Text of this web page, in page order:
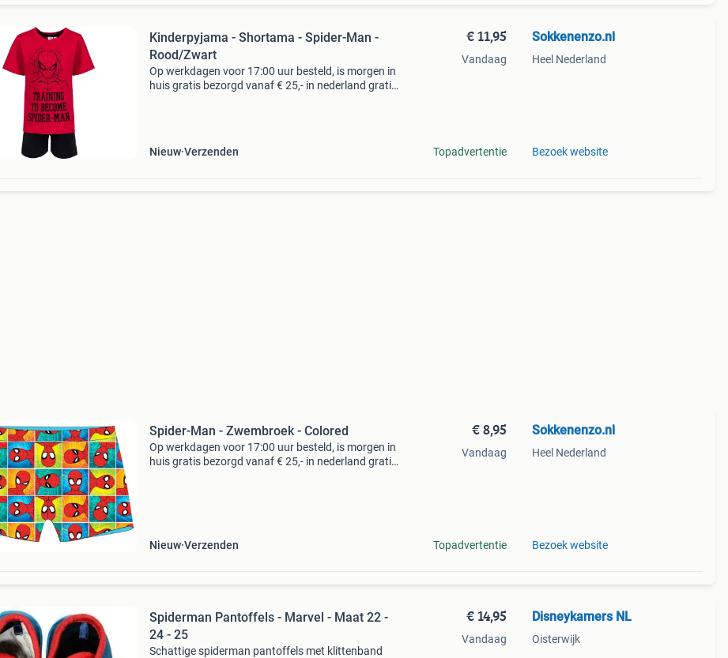
Kinderpyjama - Shortama - Spider-Man -
Rood/Zwart
Op werkdagen voor 17:00 uur besteld, is morgen in
huis gratis bezorgd vanaf € 25,- in nederland gratis
Nieuw Verzenden
€ 11,95
Vandaag
Topadvertentie
Sokkenenzo.nl
Heel Nederland
Bezoek website
Spider-Man - Zwembroek - Colored
Op werkdagen voor 17:00 uur besteld, is morgen in
huis gratis bezorgd vanaf € 25,- in nederland gratis
Nieuw Verzenden
€ 8,95
Vandaag
Topadvertentie
Sokkenenzo.nl
Heel Nederland
Bezoek website
Spiderman Pantoffels - Marvel - Maat 22 -
24 - 25
Schattige spiderman pantoffels met klittenband
€ 14,95
Vandaag
Disneykamers NL
Oisterwijk